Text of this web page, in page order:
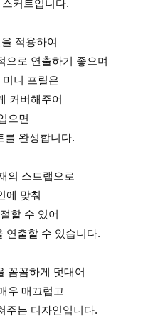
커트입니다.
적용하여
으로 연출하기 좋으며
니 프릴은
커버해주어
으면
를 완성합니다.
의 스트랩으로
에 맞춰
할 수 있어
연출할 수 있습니다.
꼼꼼하게 덧대어
우 매끄럽고
주는 디자인입니다.